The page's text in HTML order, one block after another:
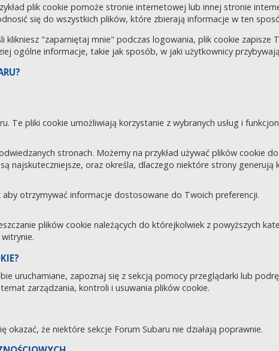
plik cookie pomoże stronie internetowej lub innej stronie
się do wszystkich plików, które zbierają informacje w ten
"zapamiętaj mnie" podczas logowania, plik cookie zapisze
ogólne informacje, takie jak sposób, w jaki użytkownicy
Te pliki cookie umożliwiają korzystanie z wybranych usług i
stronach. Możemy na przykład używać plików cookie
najskuteczniejsze, oraz określa, dlaczego niektóre strony generują
otrzymywać informacje dostosowane do Twoich preferencji.
plików cookie należących do którejkolwiek z powyższych
uruchamiane, zapoznaj się z sekcją pomocy przeglądarki lub
zarządzania, kontroli i usuwania plików cookie.
okazać, że niektóre sekcje Forum Subaru nie działają poprawnie.